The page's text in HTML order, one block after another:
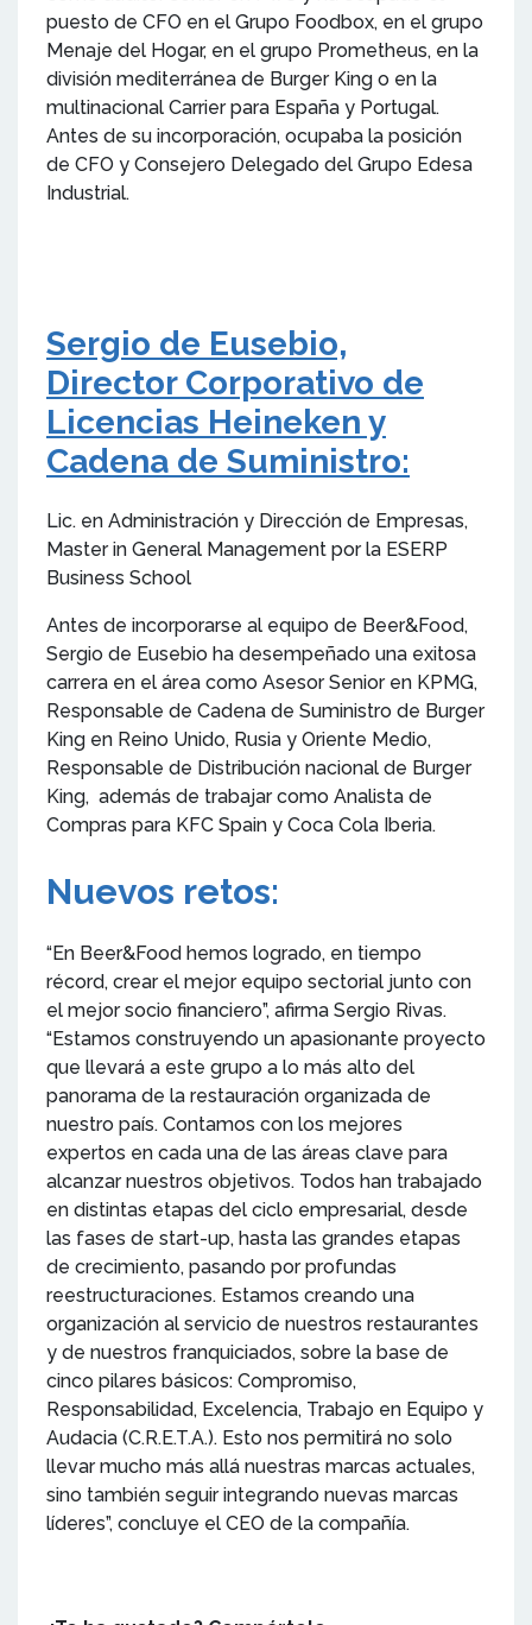
puesto de CFO en el Grupo Foodbox, en el grupo
Menaje del Hogar, en el grupo Prometheus, en la
división mediterránea de Burger King o en la
multinacional Carrier para España y Portugal.
Antes de su incorporación, ocupaba la posición
de CFO y Consejero Delegado del Grupo Edesa
Industrial.
Sergio de Eusebio,
Director Corporativo de
Licencias Heineken y
Cadena de Suministro:
Lic. en Administración y Dirección de Empresas,
Master in General Management por la ESERP
Business School
Antes de incorporarse al equipo de Beer&Food,
Sergio de Eusebio ha desempeñado una exitosa
carrera en el área como Asesor Senior en KPMG,
Responsable de Cadena de Suministro de Burger
King en Reino Unido, Rusia y Oriente Medio,
Responsable de Distribución nacional de Burger
King, además de trabajar como Analista de
Compras para KFC Spain y Coca Cola Iberia.
Nuevos retos:
“En Beer&Food hemos logrado, en tiempo
récord, crear el mejor equipo sectorial junto con
el mejor socio financiero”, afirma Sergio Rivas.
“Estamos construyendo un apasionante proyecto
que llevará a este grupo a lo más alto del
panorama de la restauración organizada de
nuestro país. Contamos con los mejores
expertos en cada una de las áreas clave para
alcanzar nuestros objetivos. Todos han trabajado
en distintas etapas del ciclo empresarial, desde
las fases de start-up, hasta las grandes etapas
de crecimiento, pasando por profundas
reestructuraciones. Estamos creando una
organización al servicio de nuestros restaurantes
y de nuestros franquiciados, sobre la base de
cinco pilares básicos: Compromiso,
Responsabilidad, Excelencia, Trabajo en Equipo y
Audacia (C.R.E.T.A.). Esto nos permitirá no solo
llevar mucho más allá nuestras marcas actuales,
sino también seguir integrando nuevas marcas
líderes”, concluye el CEO de la compañía.